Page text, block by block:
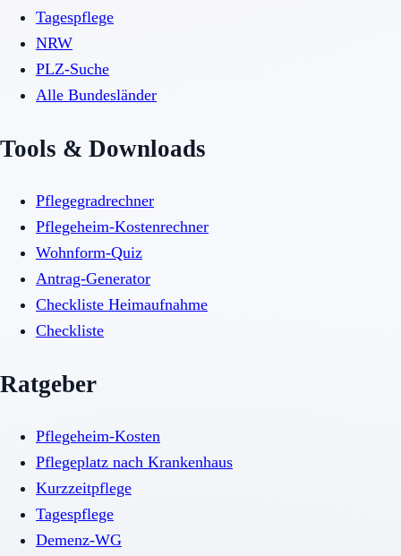
Tagespflege
NRW
PLZ-Suche
Alle Bundesländer
Tools & Downloads
Pflegegradrechner
Pflegeheim-Kostenrechner
Wohnform-Quiz
Antrag-Generator
Checkliste Heimaufnahme
Checkliste
Ratgeber
Pflegeheim-Kosten
Pflegeplatz nach Krankenhaus
Kurzzeitpflege
Tagespflege
Demenz-WG